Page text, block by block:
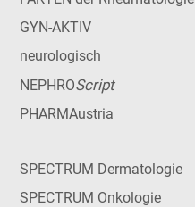
GYN-AKTIV
neurologisch
NEPHROScript
PHARMAustria
SPECTRUM Dermatologie
SPECTRUM Onkologie